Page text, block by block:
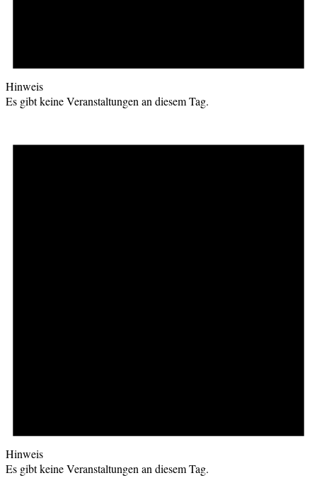
Hinweis
Es gibt keine Veranstaltungen an diesem Tag.
Hinweis
Es gibt keine Veranstaltungen an diesem Tag.